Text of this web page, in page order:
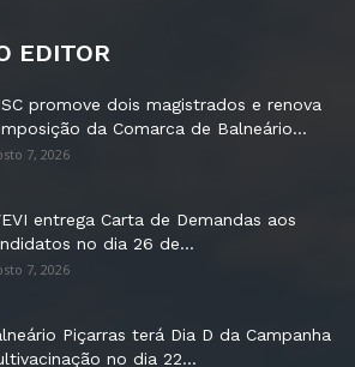
EDITOR
promove dois magistrados e renova
da Comarca de Balneário...
7, 2026
entrega Carta de Demandas aos
no dia 26 de...
7, 2026
Piçarras terá Dia D da Campanha
no dia 22...